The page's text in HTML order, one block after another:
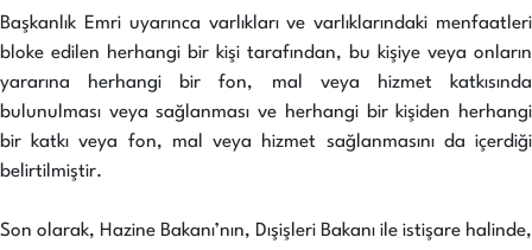
Başkanlık Emri uyarınca varlıkları ve varlıklarındaki menfaatleri
bloke edilen herhangi bir kişi tarafından, bu kişiye veya onların
yararına herhangi bir fon, mal veya hizmet katkısında
bulunulması veya sağlanması ve herhangi bir kişiden herhangi
bir katkı veya fon, mal veya hizmet sağlanmasını da içerdiği
belirtilmiştir.
Son olarak, Hazine Bakanı’nın, Dışişleri Bakanı ile istişare halinde,